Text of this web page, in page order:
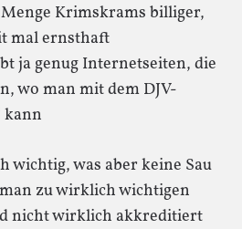
Krimskrams billiger,
mal ernsthaft
ja genug Internetseiten, die
wo man mit dem DJV-
kann
wichtig, was aber keine Sau
zu wirklich wichtigen
nicht wirklich akkreditiert